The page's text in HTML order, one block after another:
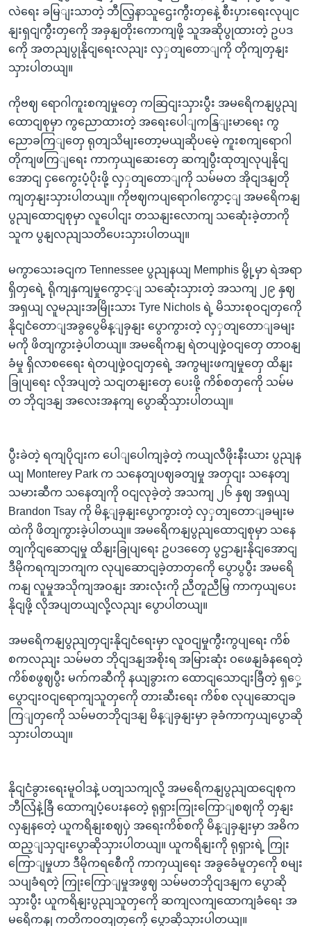
လဲရေး ခမြျးသာတဲ့ ဘီလြ့နာသူဌေးကွီးတှနေဲ့ စီးပှားရေးလုပျင
နျးရှငျကွီးတှကေို အခှနျတိုးကောကျဖို့ သူအဆိုပွုထားတဲ့ ဥပဒ
ကေို အတညျပွုနိုငျရေးလညျး လှှတျတောျကို တိုကျတှနျး
သှားပါတယျ။
ကိုဗဈ ရောဂါကူးစကျမှုတှေ ကဆြငျးသှားပွီး အမရေိကနျပွညျ
ထောငျစုမှာ ကွညောထားတဲ့ အရေးပေါျကနြျးမာရေး ကွ
ညောခကြျတှေ ရုတျသိမျးတော့မယျဆိုပမေဲ့ ကူးစကျရောဂါ
တိုကျဖကြျရေး ကာကှယျဆေးတှေ ဆကျပွီးထုတျလုပျနိုငျ
အောငျ ငှကွေေးပံ့ပိုးဖို့ လှှတျတောျကို သမ်မတ အိုငျဒနျတို
ကျတှနျးသှားပါတယျ။ ကိုဗဈကပျရောဂါကွောင့ျ အမရေိကနျ
ပွညျထောငျစုမှာ လူပေါငျး တသနျးလောကျ သဆေုံးခဲ့တာကို
သူက ပွနျလညျသတိပေးသှားပါတယျ။
မကွာသေးခငျက Tennessee ပွညျနယျ Memphis မွို့မှာ ရဲအရာ
ရှိတှရေဲ့ ရိုကျနှကျမှုကွောင့ျ သဆေုံးသှားတဲ့ အသကျ ၂၉ နှဈ
အရှယျ လူမညျးအမြိုးသား Tyre Nichols ရဲ့ မိသားစုဝငျတှကေို
နိုငျငံတောျအခွပွေမိန့ျခှနျး ပွောကွားတဲ့ လှှတျတောျခမျး
မကို ဖိတျကွားခဲ့ပါတယျ။ အမရေိကနျ ရဲတပျဖှဲ့ဝငျတှေ တာဝနျ
ခံမှု ရှိလာစရေေး ရဲတပျဖှဲ့ဝငျတှရေဲ့ အကွမျးဖကျမှုတှေ ထိနျး
ခြုပျရေး လိုအပျတဲ့ သငျတနျးတှေ ပေးဖို့ ကိစ်စတှကေို သမ်မ
တ ဘိုငျဒနျ အလေးအနကျ ပွောဆိုသှားပါတယျ။
ပွီးခဲတဲ့ ရကျပိုငျးက ပေါျပေါကျခဲ့တဲ့ ကယျလီဖိုးနီးယား ပွညျန
ယျ Monterey Park က သနေတျပဈခတျမှု အတှငျး သနေတျ
သမားဆီက သနေတျကို ဝငျလုခဲ့တဲ့ အသကျ ၂၆ နှဈ အရှယျ
Brandon Tsay ကို မိန့ျခှနျးပွောကွားတဲ့ လှှတျတောျခမျးမ
ထဲကို ဖိတျကွားခဲ့ပါတယျ။ အမရေိကနျပွညျထောငျစုမှာ သနေ
တျကိုငျဆောငျမှု ထိနျးခြုပျရေး ဥပဒတှေေ ပွဌာနျးနိုငျအောငျ
ဒီမိုကရကျဘကျက လုပျဆောငျခဲ့တာတှကေို ပွောပွပွီး အမရေိ
ကနျ လူမှုအသိုကျအဝနျး အားလုံးကို ညီတူညီမြှ ကာကှယျပေး
နိုငျဖို့ လိုအပျတယျလို့လညျး ပွောပါတယျ။
အမရေိကနျပွညျတှငျးနိုငျငံရေးမှာ လူဝငျမှုကွီးကွပျရေး ကိစ်
စကလညျး သမ်မတ ဘိုငျဒနျအစိုးရ အမြားဆုံး ဝဖေနျခံနရေတဲ့
ကိစ်စဖွဈပွီး မက်ကဆီကို နယျခွားက ထောငျသောငျးခြီတဲ့ ရှှေ့
ပွောငျးဝငျရောကျသူတှကေို တားဆီးရေး ကိစ်စ လုပျဆောငျခ
ကြျတှကေို သမ်မတဘိုငျဒနျ မိန့ျခှနျးမှာ ခုခံကာကှယျပွောဆို
သှားပါတယျ။
နိုငျငံခွားရေးမူဝါဒနဲ့ ပတျသကျလို့ အမရေိကနျပွညျထငျေစုက
ဘီလြံနဲ့ခြီ ထောကျပံ့ပေးနတေဲ့ ရုရှားကြုးကြောျစဈကို တှနျး
လှနျနတေဲ့ ယူကရိနျးစဈပှဲ အရေးကိစ်စကို မိန့ျခှနျးမှာ အဓိက
ထည့ျသှငျးပွောဆိုသှားပါတယျ။ ယူကရိနျးကို ရုရှားရဲ့ ကြုး
ကြောျမှုဟာ ဒီမိုကရစေီကို ကာကှယျရေး အခွခေံမူတှကေို စမျး
သပျခံရတဲ့ ကြုးကြောျမှုအဖွဈ သမ်မတဘိုငျဒနျက ပွောဆို
သှားပွီး ယူကရိနျးပွညျသူတှကေို ဆကျလကျထောကျခံရေး အ
မရေိကနျ ကတိကဝတျတှကေို ပွောဆိုသှားပါတယျ။